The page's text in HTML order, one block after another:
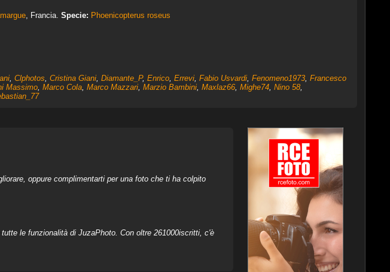
, Francia. Specie: Phoenicopterus roseus
, Clphotos, Cristina Giani, Diamante_P, Enrico, Errevi, Fabio Usvardi, Fenomeno1973, Francesco
Massimo, Marco Cola, Marco Mazzari, Marzio Bambini, Maxlaz66, Mighe74, Nino 58,
oppure complimentarti per una foto che ti ha colpito
le funzionalità di JuzaPhoto. Con oltre 261000iscritti, c'è